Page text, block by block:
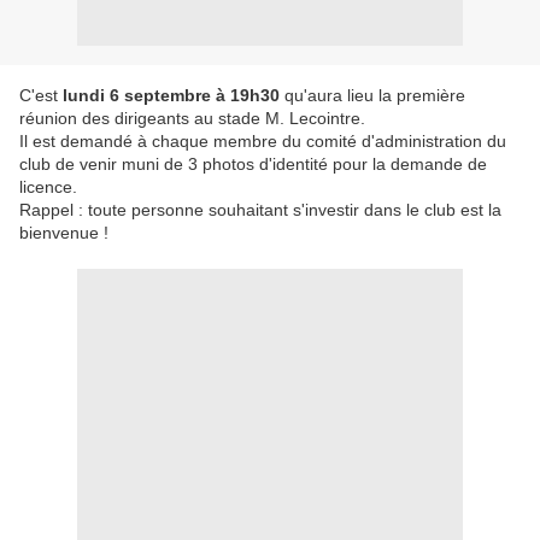
C'est lundi 6 septembre à 19h30 qu'aura lieu la première
réunion des dirigeants au stade M. Lecointre.
Il est demandé à chaque membre du comité d'administration du
club de venir muni de 3 photos d'identité pour la demande de
licence.
Rappel : toute personne souhaitant s'investir dans le club est la
bienvenue !